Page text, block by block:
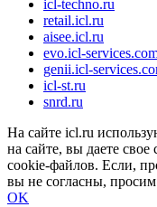
icl-techno.ru
retail.icl.ru
aisee.icl.ru
evo.icl-
genii.icl-
icl-st.ru
snrd.ru
На сайте icl.ru
на сайте, вы даете свое
cookie-файлов. Если,
вы не согласны, просим
OK